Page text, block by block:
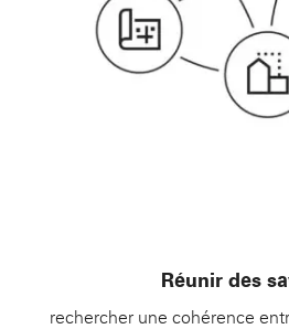
Réunir des
rechercher une cohérence